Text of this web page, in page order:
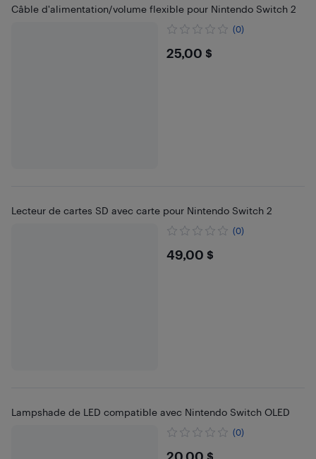
Câble d'alimentation/volume flexible pour Nintendo Switch 2
(0)
$25
25,00 $
Lecteur de cartes SD avec carte pour Nintendo Switch 2
(0)
$49
49,00 $
Lampshade de LED compatible avec Nintendo Switch OLED
(0)
20,00 $